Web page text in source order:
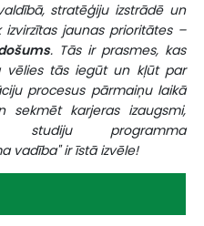
stratēģiju izstrādē un
jaunas prioritātes –
. Tās ir prasmes, kas
vēlies tās iegūt un kļūt par
procesus pārmaiņu laikā
karjeras izaugsmi,
studiju programma
vadība" ir īstā izvēle!